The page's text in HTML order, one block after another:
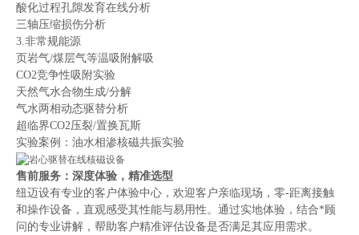
酸化过程孔隙发育在线分析
三轴压缩损伤分析
3.非常规能源
页岩气/煤层气等温吸附解吸
CO2竞争性吸附实验
天然气水合物生成/分解
气水两相动态驱替分析
超临界CO2压裂/置换瓦斯
实验案例：油水相渗核磁共振实验
售前服务：深度体验，精准选型
纽迈设有专业的客户体验中心，欢迎客户亲临现场，零-距离接触
和操作设备，直观感受其性能与易用性。通过实地体验，结合*顾
问的专业讲解，帮助客户精准评估设备是否满足其应用需求。